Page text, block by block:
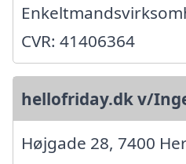
CVR: 41406364
hellofriday.dk v/
Højgade 28, 7400